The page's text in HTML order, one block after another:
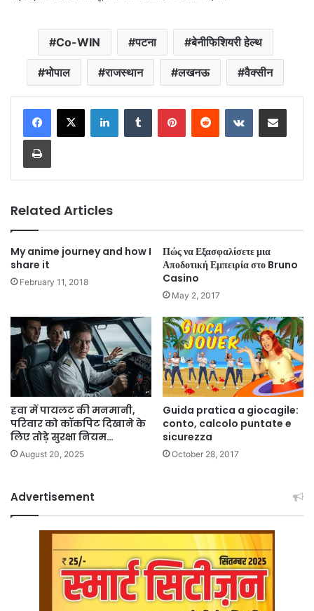
Co-WIN पटना बेनीफिशियरी हेल्थ
भोपाल राजस्थान लखनऊ वैक्सीन
LinkedInTumblr PinterestReddit VKontakteShare via Email
Print
Related Articles
My anime journey and how I
share it
February 11, 2018
Πώς να Εξασφαλίσετε μια
Αποδοτική Εμπειρία στο Bruno
Casino
May 2, 2017
हवा में पायलट की मनमानी,
परिवार को कॉकपिट दिखाने के
लिए तोड़े सुरक्षा नियम…
August 20, 2025
Guida pratica a giocagile:
conto, calcolo puntate e
sicurezza
October 28, 2017
Advertisement